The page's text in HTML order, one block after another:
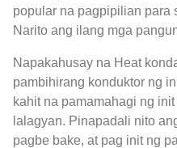
popular na pagpipilian para
Narito ang ilang mga
Napakahusay na Heat
pambihirang konduktor ng
kahit na pamamahagi ng
lalagyan. Pinapadali nito
pagbe bake, at pag init ng